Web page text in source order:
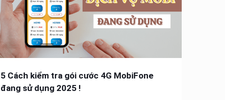
5 Cách kiểm tra gói cước 4G MobiFone
đang sử dụng 2025 !